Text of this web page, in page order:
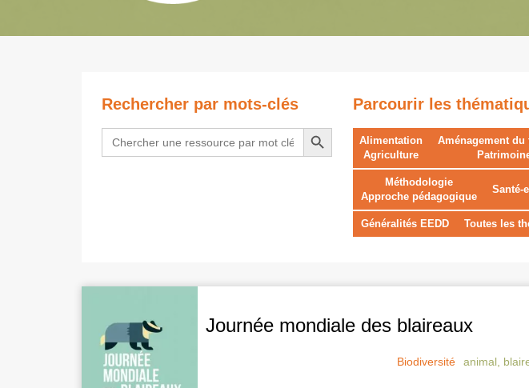
Rechercher par mots-clés
Search
for:
Search Button
Parcourir les
Alimentation
Agriculture
Aménagement
Méthodologie
Approche pédagogique
Santé-
Généralités EEDD Toutes les
Journée mondiale des blaireaux
Biodiversité animal,